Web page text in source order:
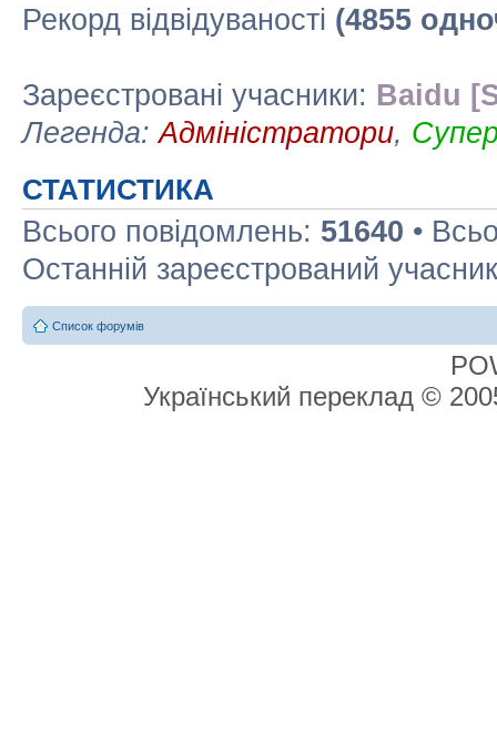
Рекорд відвідуваності (4855
Зареєстровані учасники: Baidu
Легенда:Адміністратори,
СТАТИСТИКА
Всього повідомлень: 51640 •
Останній зареєстрований
Список форумів
Український переклад ©